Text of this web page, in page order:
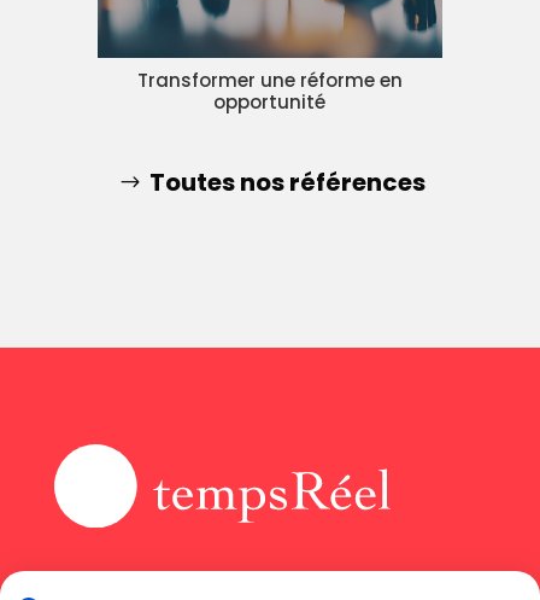
Transformer une réforme en
opportunité
Toutes nos références
Accueil
Instagram